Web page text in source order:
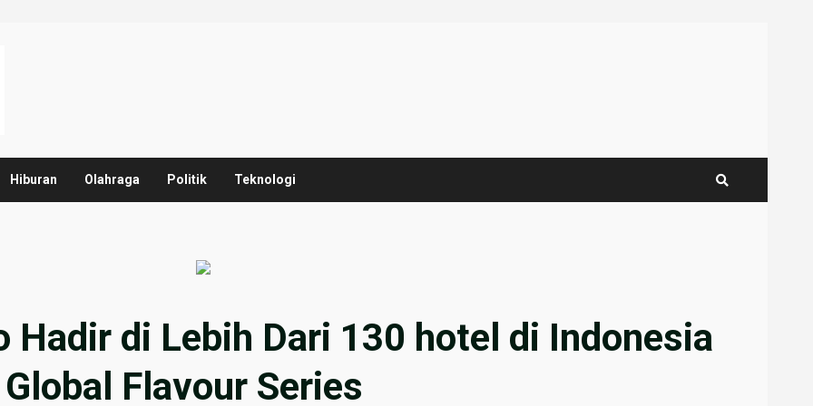
Hiburan Olahraga Politik Teknologi
Hadir di Lebih Dari 130 hotel di Indonesia
Flavour Series